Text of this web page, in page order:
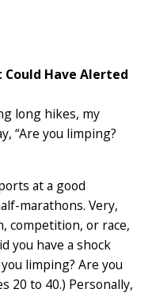
Could Have Alerted
long hikes, my
“Are you limping?
at a good
marathons. Very,
competition, or race,
you have a shock
limping? Are you
20 to 40.) Personally,